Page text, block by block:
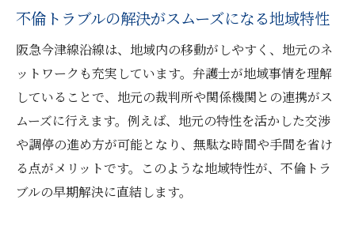
不倫トラブルの解決がスムーズになる地域特性
阪急今津線沿線は、地域内の移動がしやすく、地元のネ
ットワークも充実しています。弁護士が地域事情を理解
していることで、地元の裁判所や関係機関との連携がス
ムーズに行えます。例えば、地元の特性を活かした交渉
や調停の進め方が可能となり、無駄な時間や手間を省け
る点がメリットです。このような地域特性が、不倫トラ
ブルの早期解決に直結します。